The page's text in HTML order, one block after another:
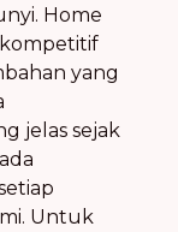
Home
yang
jelas sejak
Untuk